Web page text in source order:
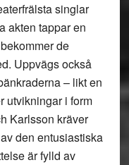
singlar
akten tappar en
de
Uppvägs också
– likt en
utvikningar i form
Karlsson kräver
den entusiastiska
är fylld av